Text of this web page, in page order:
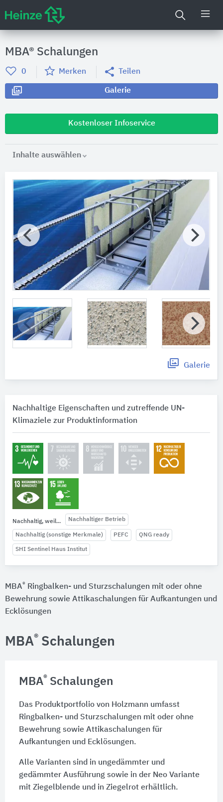
MBA® Schalungen
0 Merken Teilen
Galerie
Kostenloser Infoservice
Inhalte auswählen
Galerie
Nachhaltige Eigenschaften und zutreffende UN-
Klimaziele zur Produktinformation
Nachhaltig, weil... Nachhaltiger Betrieb
Nachhaltig (sonstige Merkmale) PEFC QNG ready
SHI Sentinel Haus Institut
MBA® Ringbalken- und Sturzschalungen mit oder ohne
Bewehrung sowie Attikaschalungen für Aufkantungen und
Ecklösungen
MBA® Schalungen
MBA® Schalungen
Das Produktportfolio von Holzmann umfasst
Ringbalken- und Sturzschalungen mit oder ohne
Bewehrung sowie Attikaschalungen für
Aufkantungen und Ecklösungen.
Alle Varianten sind in ungedämmter und
gedämmter Ausführung sowie in der Neo Variante
mit Ziegelblende und in Ziegelrot erhältlich.